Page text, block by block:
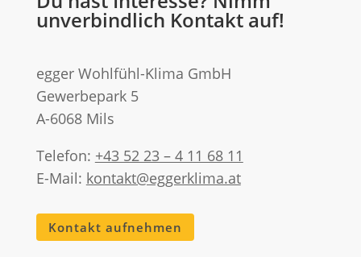
unverbindlich Kontakt auf!
egger Wohlfühl-Klima GmbH
Gewerbepark 5
A-6068 Mils
Telefon: +43 52 23 – 4 11 68 11
E-Mail: kontakt@eggerklima.at
Kontakt aufnehmen